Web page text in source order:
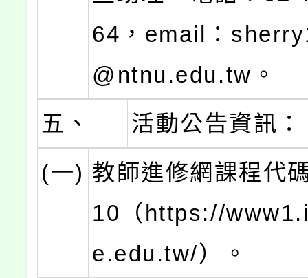
64，email：
@ntnu.edu.tw。
五、
活動公告資訊：
(一) 教師進修網課程代
10（https://
e.edu.tw/）。